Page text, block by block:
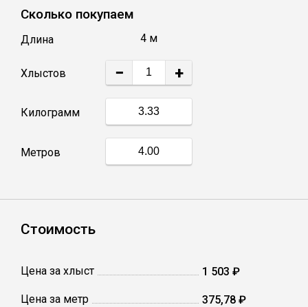
Полоса
Катанка
Столбы заборные
Сколько покупаем
Длина 4 м
Хлыстов − +
Килограмм
Метров
Стоимость
Цена за хлыст 1 503 ₽
Цена за метр 375,78 ₽